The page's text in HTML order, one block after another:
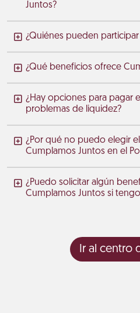
Juntos?
¿Quiénes pueden
¿Qué beneficios ofrece
¿Hay opciones para pagar
problemas de liquidez?
¿Por qué no puedo elegir
Cumplamos Juntos en el
¿Puedo solicitar algún
Cumplamos Juntos si
Ir al centro